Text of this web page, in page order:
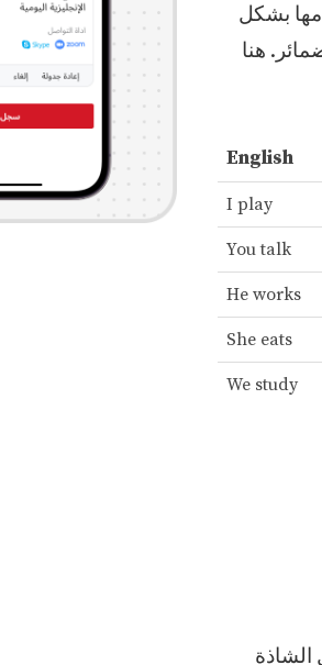
بشكل
هنا
English
I play
You talk
He works
She eats
We study
الشاذة